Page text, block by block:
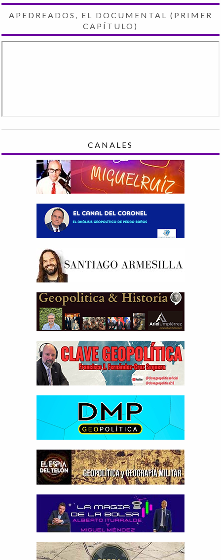
APEDREADOS, EL DOCUMENTAL (PRIMER
CAPÍTULO)
CANALES